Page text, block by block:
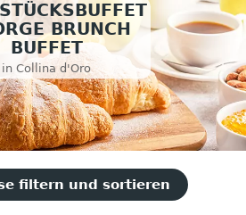
BRUNCH
BUFFET
in Collina d'Oro
filtern und sortieren